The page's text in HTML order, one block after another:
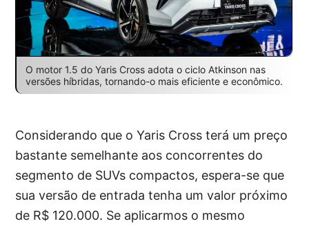
O motor 1.5 do Yaris Cross adota o ciclo Atkinson nas
versões híbridas, tornando-o mais eficiente e econômico.
Considerando que o Yaris Cross terá um preço
bastante semelhante aos concorrentes do
segmento de SUVs compactos, espera-se que
sua versão de entrada tenha um valor próximo
de R$ 120.000. Se aplicarmos o mesmo